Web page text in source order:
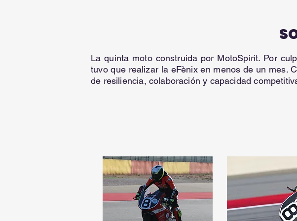
La quinta moto construida por MotoSpirit. Por
tuvo que realizar la eFènix en menos de un mes.
de resiliencia, colaboración y capacidad